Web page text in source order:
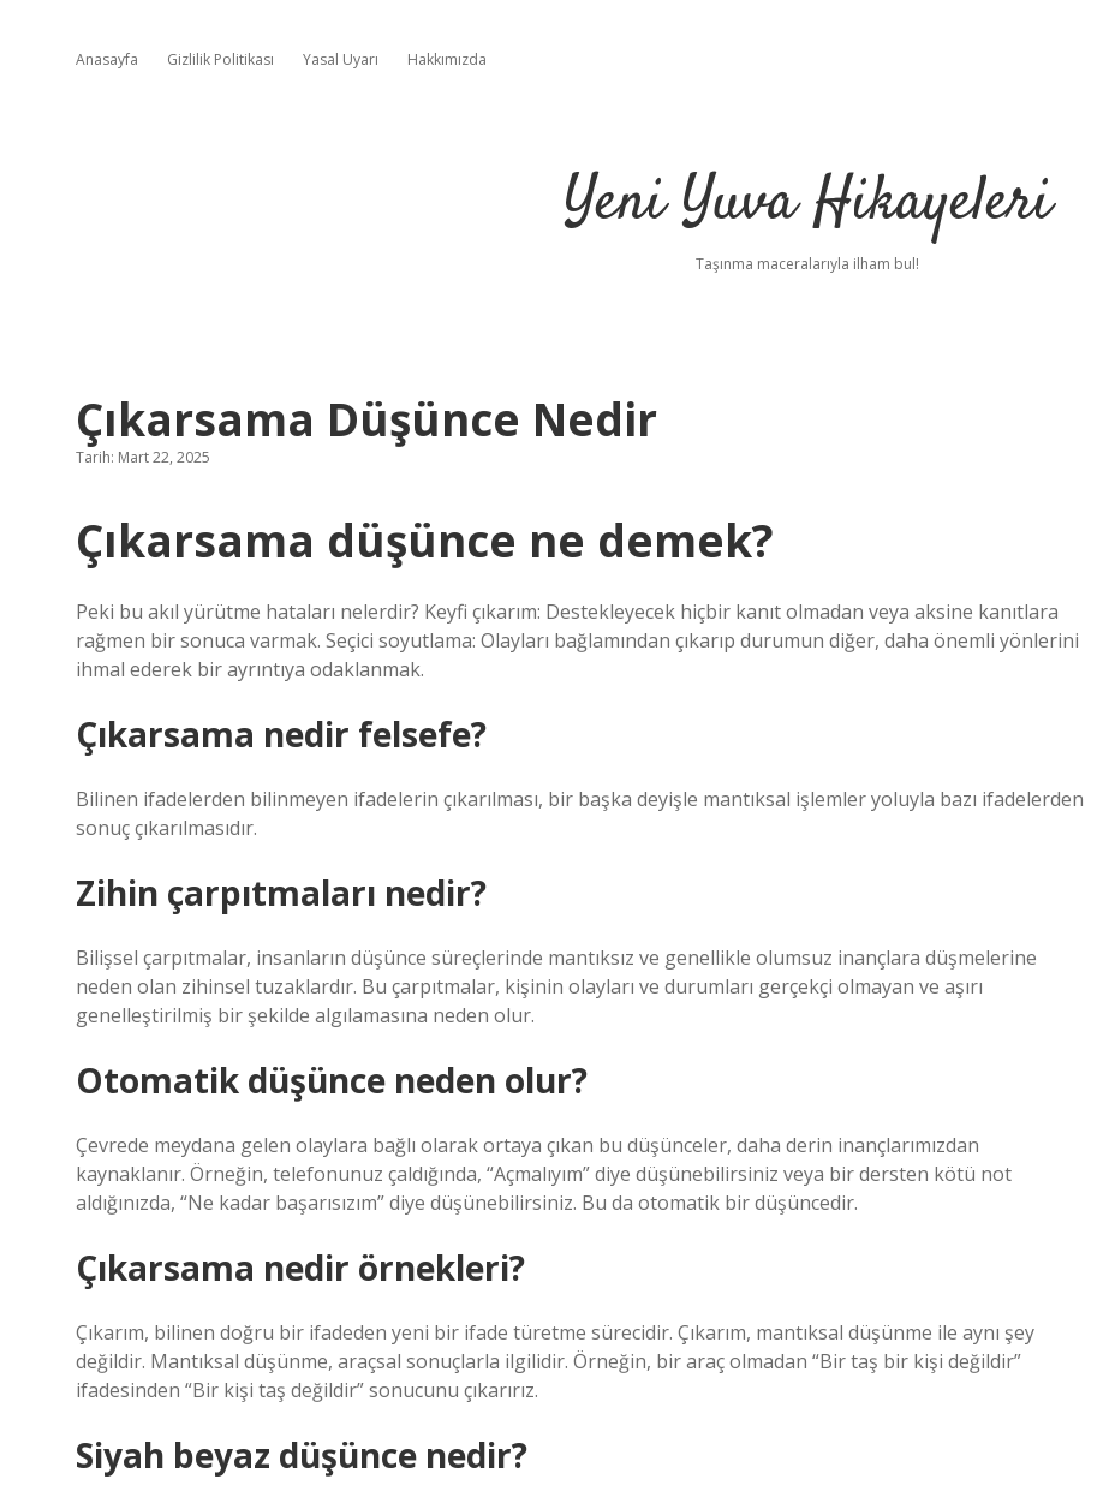
Anasayfa Gizlilik Politikası Yasal Uyarı Hakkımızda
Yeni Yuva Hikayeleri
Taşınma maceralarıyla ilham bul!
Çıkarsama Düşünce Nedir
Tarih: Mart 22, 2025
Çıkarsama düşünce ne demek?
Peki bu akıl yürütme hataları nelerdir? Keyfi çıkarım: Destekleyecek hiçbir kanıt olmadan veya aksine kanıtlara
rağmen bir sonuca varmak. Seçici soyutlama: Olayları bağlamından çıkarıp durumun diğer, daha önemli yönlerini
ihmal ederek bir ayrıntıya odaklanmak.
Çıkarsama nedir felsefe?
Bilinen ifadelerden bilinmeyen ifadelerin çıkarılması, bir başka deyişle mantıksal işlemler yoluyla bazı ifadelerden
sonuç çıkarılmasıdır.
Zihin çarpıtmaları nedir?
Bilişsel çarpıtmalar, insanların düşünce süreçlerinde mantıksız ve genellikle olumsuz inançlara düşmelerine
neden olan zihinsel tuzaklardır. Bu çarpıtmalar, kişinin olayları ve durumları gerçekçi olmayan ve aşırı
genelleştirilmiş bir şekilde algılamasına neden olur.
Otomatik düşünce neden olur?
Çevrede meydana gelen olaylara bağlı olarak ortaya çıkan bu düşünceler, daha derin inançlarımızdan
kaynaklanır. Örneğin, telefonunuz çaldığında, “Açmalıyım” diye düşünebilirsiniz veya bir dersten kötü not
aldığınızda, “Ne kadar başarısızım” diye düşünebilirsiniz. Bu da otomatik bir düşüncedir.
Çıkarsama nedir örnekleri?
Çıkarım, bilinen doğru bir ifadeden yeni bir ifade türetme sürecidir. Çıkarım, mantıksal düşünme ile aynı şey
değildir. Mantıksal düşünme, araçsal sonuçlarla ilgilidir. Örneğin, bir araç olmadan “Bir taş bir kişi değildir”
ifadesinden “Bir kişi taş değildir” sonucunu çıkarırız.
Siyah beyaz düşünce nedir?